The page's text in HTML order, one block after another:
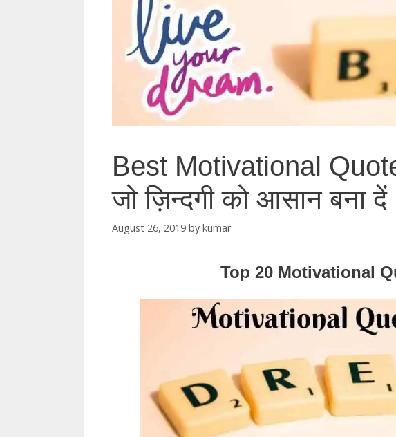
Best Motivational
जो ज़िन्दगी को आसान बना दें
August 26, 2019 by kumar
Top 20 Motivational